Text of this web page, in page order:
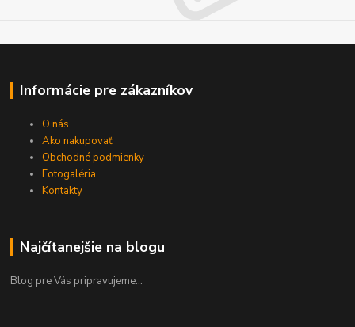
Informácie pre zákazníkov
O nás
Ako nakupovať
Obchodné podmienky
Fotogaléria
Kontakty
Najčítanejšie na blogu
Blog pre Vás pripravujeme...